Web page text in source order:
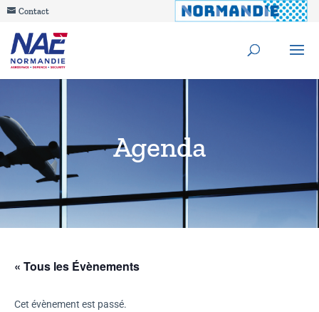
Contact
Agenda
« Tous les Évènements
Cet évènement est passé.